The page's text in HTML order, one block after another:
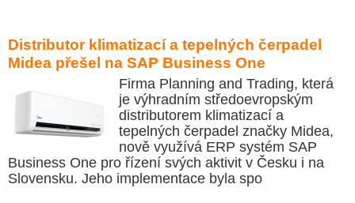
Distributor klimatizací a tepelných čerpadel
Midea přešel na SAP Business One
Firma Planning and Trading, která
je výhradním středoevropským
distributorem klimatizací a
tepelných čerpadel značky Midea,
nově využívá ERP systém SAP
Business One pro řízení svých aktivit v Česku i na
Slovensku. Jeho implementace byla spo